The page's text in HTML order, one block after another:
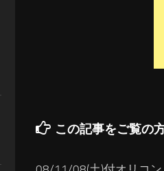
この記事をご覧の